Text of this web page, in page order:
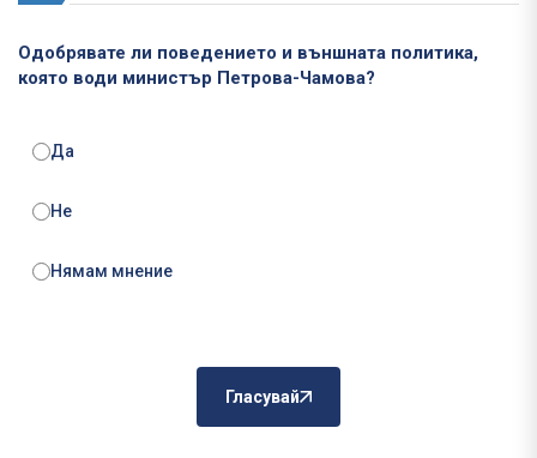
Одобрявате ли поведението и външната политика,
която води министър Петрова-Чамова?
Да
Не
Нямам мнение
Гласувай